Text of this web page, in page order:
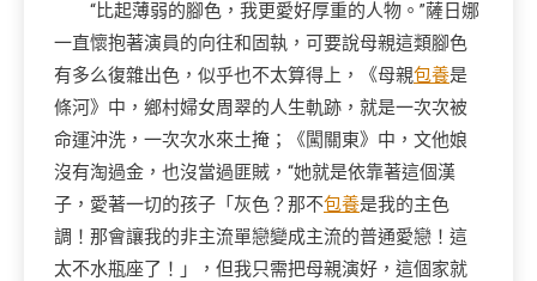
“比起薄弱的腳色，我更愛好厚重的人物。”薩日娜
一直懷抱著演員的向往和固執，可要說母親這類腳色
有多么復雜出色，似乎也不太算得上，《母親包養是
條河》中，鄉村婦女周翠的人生軌跡，就是一次次被
命運沖洗，一次次水來土掩；《闖關東》中，文他娘
沒有淘過金，也沒當過匪賊，“她就是依靠著這個漢
子，愛著一切的孩子「灰色？那不包養是我的主色
調！那會讓我的非主流單戀變成主流的普通愛戀！這
太不水瓶座了！」，但我只需把母親演好，這個家就